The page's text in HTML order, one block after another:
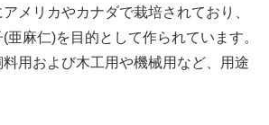
メリカやカナダで栽培されており、
亜麻仁)を目的として作られています。
用および木工用や機械用など、用途